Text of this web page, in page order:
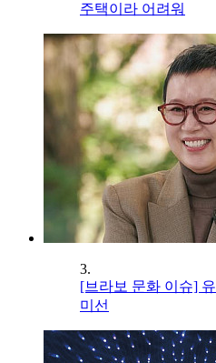
주택이라 어려워
3.
[브라보 문화 이슈]
미선